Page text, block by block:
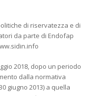
di riservatezza e di
da parte di Endofap
2018, dopo un periodo
dalla normativa
giugno 2013) a quella